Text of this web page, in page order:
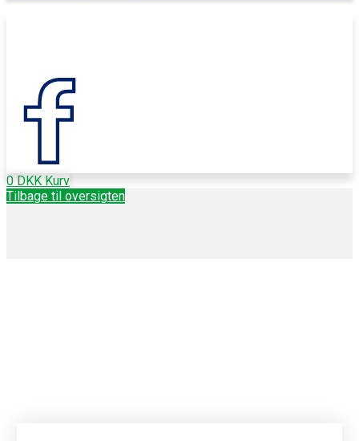
0 DKK Kurv
Tilbage til oversigten